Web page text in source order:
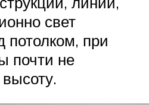
свет
потолком, при
почти не